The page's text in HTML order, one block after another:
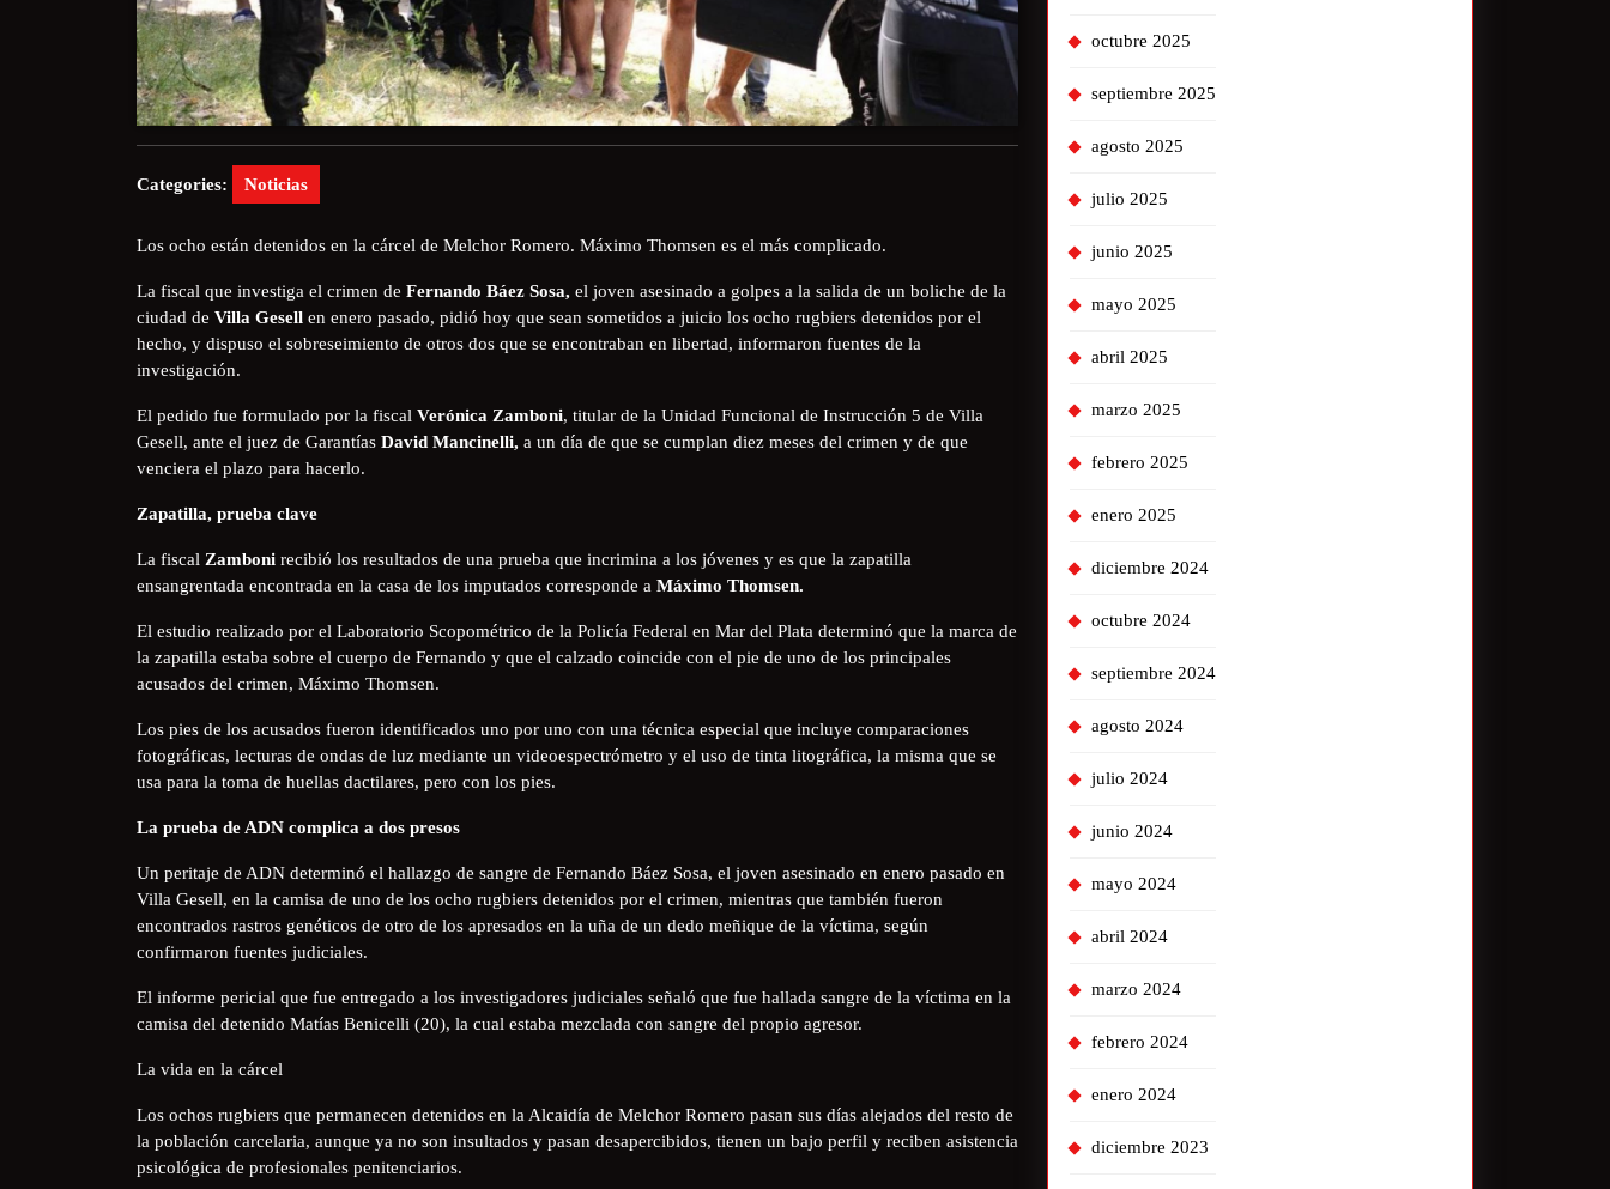
Categories: Noticias
Los ocho están detenidos en la cárcel de Melchor Romero. Máximo Thomsen es el más complicado.
La fiscal que investiga el crimen de Fernando Báez Sosa, el joven asesinado a golpes a la salida de un boliche de la
ciudad de Villa Gesell en enero pasado, pidió hoy que sean sometidos a juicio los ocho rugbiers detenidos por el
hecho, y dispuso el sobreseimiento de otros dos que se encontraban en libertad, informaron fuentes de la
investigación.
El pedido fue formulado por la fiscal Verónica Zamboni, titular de la Unidad Funcional de Instrucción 5 de Villa
Gesell, ante el juez de Garantías David Mancinelli, a un día de que se cumplan diez meses del crimen y de que
venciera el plazo para hacerlo.
Zapatilla, prueba clave
La fiscal Zamboni recibió los resultados de una prueba que incrimina a los jóvenes y es que la zapatilla
ensangrentada encontrada en la casa de los imputados corresponde a Máximo Thomsen.
El estudio realizado por el Laboratorio Scopométrico de la Policía Federal en Mar del Plata determinó que la marca de
la zapatilla estaba sobre el cuerpo de Fernando y que el calzado coincide con el pie de uno de los principales
acusados del crimen, Máximo Thomsen.
Los pies de los acusados fueron identificados uno por uno con una técnica especial que incluye comparaciones
fotográficas, lecturas de ondas de luz mediante un videoespectrómetro y el uso de tinta litográfica, la misma que se
usa para la toma de huellas dactilares, pero con los pies.
La prueba de ADN complica a dos presos
Un peritaje de ADN determinó el hallazgo de sangre de Fernando Báez Sosa, el joven asesinado en enero pasado en
Villa Gesell, en la camisa de uno de los ocho rugbiers detenidos por el crimen, mientras que también fueron
encontrados rastros genéticos de otro de los apresados en la uña de un dedo meñique de la víctima, según
confirmaron fuentes judiciales.
El informe pericial que fue entregado a los investigadores judiciales señaló que fue hallada sangre de la víctima en la
camisa del detenido Matías Benicelli (20), la cual estaba mezclada con sangre del propio agresor.
La vida en la cárcel
Los ochos rugbiers que permanecen detenidos en la Alcaidía de Melchor Romero pasan sus días alejados del resto de
la población carcelaria, aunque ya no son insultados y pasan desapercibidos, tienen un bajo perfil y reciben asistencia
psicológica de profesionales penitenciarios.
octubre 2025
septiembre 2025
agosto 2025
julio 2025
junio 2025
mayo 2025
abril 2025
marzo 2025
febrero 2025
enero 2025
diciembre 2024
octubre 2024
septiembre 2024
agosto 2024
julio 2024
junio 2024
mayo 2024
abril 2024
marzo 2024
febrero 2024
enero 2024
diciembre 2023